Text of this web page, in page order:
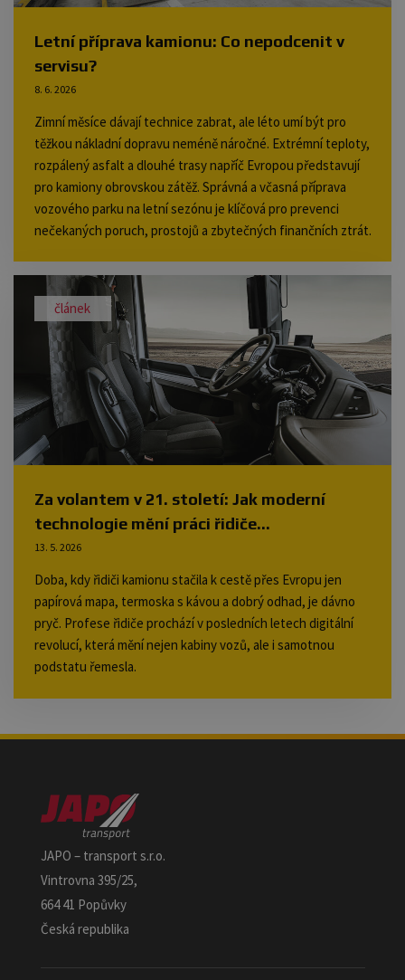
Letní příprava kamionu: Co nepodcenit v
servisu?
8. 6. 2026
Zimní měsíce dávají technice zabrat, ale léto umí být pro
těžkou nákladní dopravu neméně náročné. Extrémní teploty,
rozpálený asfalt a dlouhé trasy napříč Evropou představují
pro kamiony obrovskou zátěž. Správná a včasná příprava
vozového parku na letní sezónu je klíčová pro prevenci
nečekaných poruch, prostojů a zbytečných finančních ztrát.
lámat rekordy?
článek
Za volantem v 21. století: Jak moderní
technologie mění práci řidiče...
13. 5. 2026
Doba, kdy řidiči kamionu stačila k cestě přes Evropu jen
papírová mapa, termoska s kávou a dobrý odhad, je dávno
pryč. Profese řidiče prochází v posledních letech digitální
revolucí, která mění nejen kabiny vozů, ale i samotnou
podstatu řemesla.
JAPO – transport s.r.o.
Vintrovna 395/25,
664 41 Popůvky
Česká republika